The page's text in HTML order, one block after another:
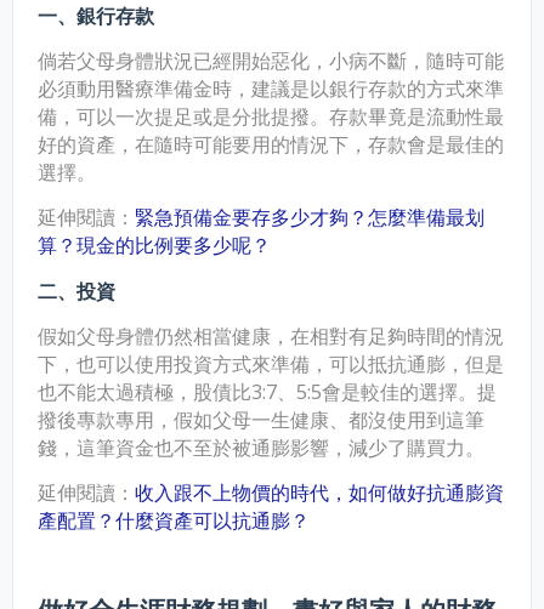
一、銀行存款
倘若父母身體狀況已經開始惡化，小病不斷，隨時可能
必須動用醫療準備金時，建議是以銀行存款的方式來準
備，可以一次提足或是分批提撥。存款畢竟是流動性最
好的資產，在隨時可能要用的情況下，存款會是最佳的
選擇。
延伸閱讀： 緊急預備金要存多少才夠？怎麼準備最划
算？現金的比例要多少呢？
二、投資
假如父母身體仍然相當健康，在相對有足夠時間的情況
下，也可以使用投資方式來準備，可以抵抗通膨，但是
也不能太過積極，股債比3:7、5:5會是較佳的選擇。提
撥後專款專用，假如父母一生健康、都沒使用到這筆
錢，這筆資金也不至於被通膨影響，減少了購買力。
延伸閱讀： 收入跟不上物價的時代，如何做好抗通膨資
產配置？什麼資產可以抗通膨？